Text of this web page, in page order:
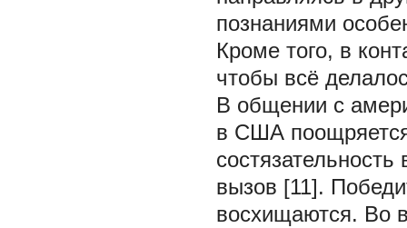
познаниями
Кроме того, в
чтобы всё
В общении с
в США
вызов [11].
восхищаются. Во